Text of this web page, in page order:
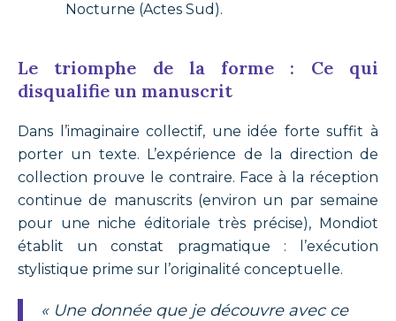
Nocturne (Actes Sud).
Le triomphe de la forme : Ce qui
disqualifie un manuscrit
Dans l’imaginaire collectif, une idée forte suffit à
porter un texte. L’expérience de la direction de
collection prouve le contraire. Face à la réception
continue de manuscrits (environ un par semaine
pour une niche éditoriale très précise), Mondiot
établit un constat pragmatique : l’exécution
stylistique prime sur l’originalité conceptuelle.
« Une donnée que je découvre avec ce